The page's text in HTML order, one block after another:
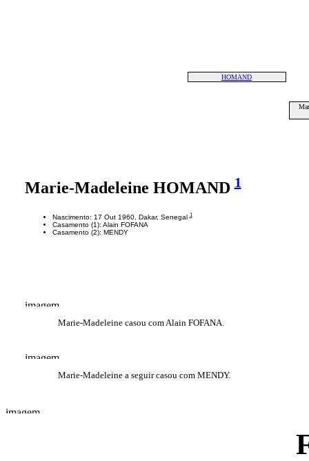
HOMAND
Marie-Madeleine HOMAND1
Nascimento: 17 Out 1960, Dakar, Senegal1
Casamento (1): Alain FOFANA
Casamento (2): MENDY
Marie-Madeleine casou com Alain FOFANA.
Marie-Madeleine a seguir casou com MENDY.